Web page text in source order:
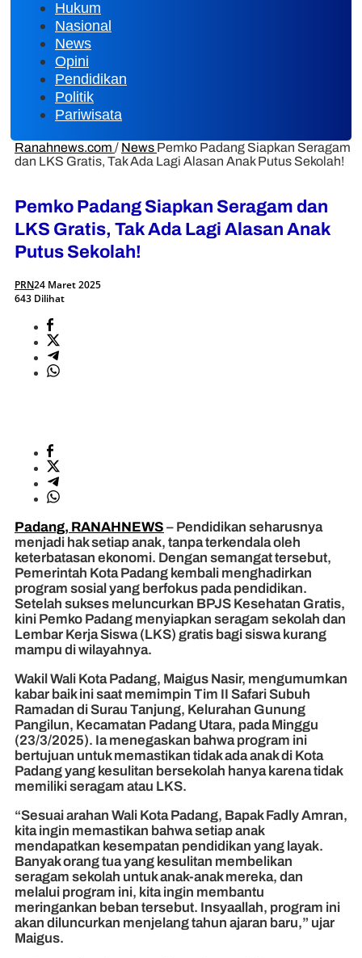
Hukum
Nasional
News
Opini
Pendidikan
Politik
Pariwisata
Ranahnews.com / News Pemko Padang Siapkan Seragam
dan LKS Gratis, Tak Ada Lagi Alasan Anak Putus Sekolah!
Pemko Padang Siapkan Seragam dan
LKS Gratis, Tak Ada Lagi Alasan Anak
Putus Sekolah!
PRN24 Maret 2025
643 Dilihat
Padang, RANAHNEWS – Pendidikan seharusnya
menjadi hak setiap anak, tanpa terkendala oleh
keterbatasan ekonomi. Dengan semangat tersebut,
Pemerintah Kota Padang kembali menghadirkan
program sosial yang berfokus pada pendidikan.
Setelah sukses meluncurkan BPJS Kesehatan Gratis,
kini Pemko Padang menyiapkan seragam sekolah dan
Lembar Kerja Siswa (LKS) gratis bagi siswa kurang
mampu di wilayahnya.
Wakil Wali Kota Padang, Maigus Nasir, mengumumkan
kabar baik ini saat memimpin Tim II Safari Subuh
Ramadan di Surau Tanjung, Kelurahan Gunung
Pangilun, Kecamatan Padang Utara, pada Minggu
(23/3/2025). Ia menegaskan bahwa program ini
bertujuan untuk memastikan tidak ada anak di Kota
Padang yang kesulitan bersekolah hanya karena tidak
memiliki seragam atau LKS.
“Sesuai arahan Wali Kota Padang, Bapak Fadly Amran,
kita ingin memastikan bahwa setiap anak
mendapatkan kesempatan pendidikan yang layak.
Banyak orang tua yang kesulitan membelikan
seragam sekolah untuk anak-anak mereka, dan
melalui program ini, kita ingin membantu
meringankan beban tersebut. Insyaallah, program ini
akan diluncurkan menjelang tahun ajaran baru,” ujar
Maigus.